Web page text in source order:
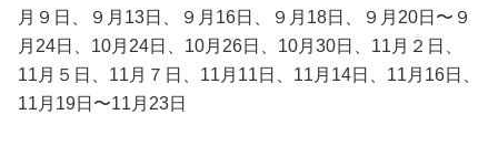
月９日、９月13日、９月16日、９月18日、９月20日〜９
月24日、10月24日、10月26日、10月30日、11月２日、
11月５日、11月７日、11月11日、11月14日、11月16日、
11月19日〜11月23日